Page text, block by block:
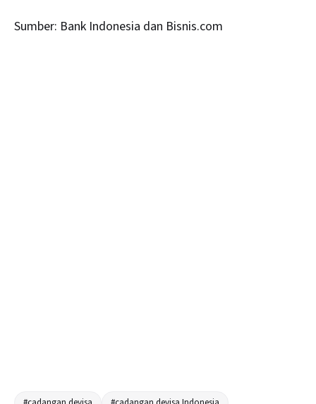
Sumber: Bank Indonesia dan Bisnis.com